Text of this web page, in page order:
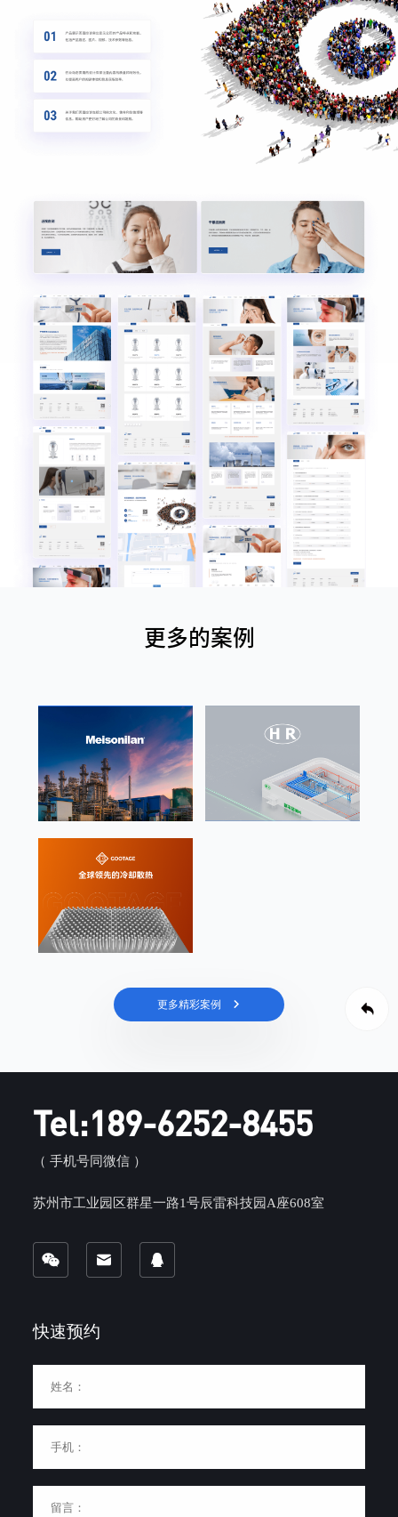
更多的案例
更多精彩案例
Tel:189-6252-8455
（ 手机号同微信 ）
苏州市工业园区群星一路1号辰雷科技园A座608室
快速预约